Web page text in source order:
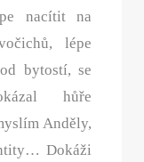
nacítit na
lépe
bytostí, se
hůře
Anděly,
Dokáži